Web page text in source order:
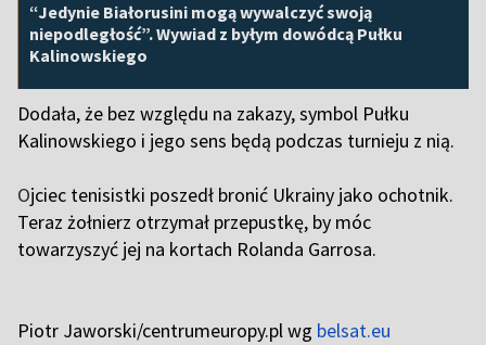
“Jedynie Białorusini mogą wywalczyć swoją
niepodległość”. Wywiad z byłym dowódcą Pułku
Kalinowskiego
Dodała, że bez względu na zakazy, symbol Pułku
Kalinowskiego i jego sens będą podczas turnieju z nią.
Ojciec tenisistki poszedł bronić Ukrainy jako ochotnik.
Teraz żołnierz otrzymał przepustkę, by móc
towarzyszyć jej na kortach Rolanda Garrosa.
Piotr Jaworski/centrumeuropy.pl wg belsat.eu